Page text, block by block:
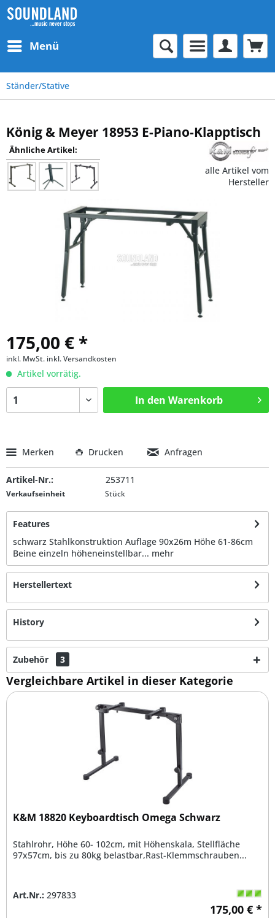
Menü
Ständer/Stative
König & Meyer 18953 E-Piano-Klapptisch
Ähnliche Artikel:
alle Artikel vom
Hersteller
175,00 € *
inkl. MwSt. inkl. Versandkosten
Artikel vorrätig.
In den Warenkorb
Merken Drucken Anfragen
Artikel-Nr.: 253711
Verkaufseinheit Stück
Features
schwarz Stahlkonstruktion Auflage 90x26m Höhe 61-86cm
Beine einzeln höheneinstellbar... mehr
Herstellertext
History
Zubehör 3
Vergleichbare Artikel in dieser Kategorie
K&M 18820 Keyboardtisch Omega Schwarz
Stahlrohr, Höhe 60- 102cm, mit Höhenskala, Stellfläche
97x57cm, bis zu 80kg belastbar,Rast-Klemmschrauben...
Art.Nr.: 297833
175,00 € *